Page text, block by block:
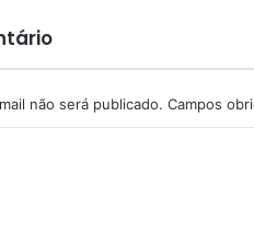
não será publicado. Campos